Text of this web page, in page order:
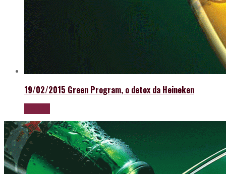
19/02/2015 Green Program, o detox da Heineken